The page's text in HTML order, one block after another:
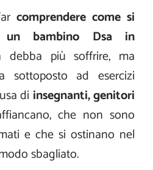
comprendere come si
un bambino Dsa in
debba più soffrire, ma
sottoposto ad esercizi
di insegnanti, genitori
che non sono
e che si ostinano nel
sbagliato.